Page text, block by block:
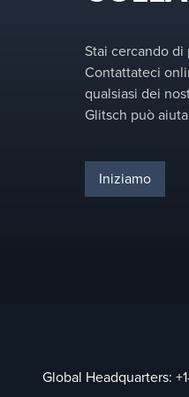
Stai cercando
Contattateci
qualsiasi dei
Glitsch può
Iniziamo
Global Headquarters: